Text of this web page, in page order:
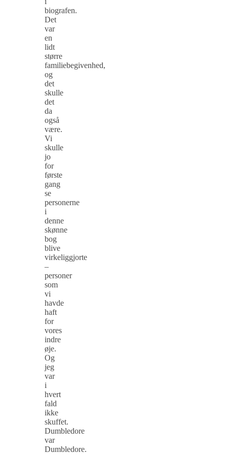
biografen.
Det
var
en
lidt
større
familiebegivenhed,
og
det
skulle
det
da
også
være.
Vi
skulle
jo
for
første
gang
se
personerne
i
denne
skønne
bog
blive
virkeliggjorte
–
personer
som
vi
havde
haft
for
vores
indre
øje.
Og
jeg
var
i
hvert
fald
ikke
skuffet.
Dumbledore
var
Dumbledore.